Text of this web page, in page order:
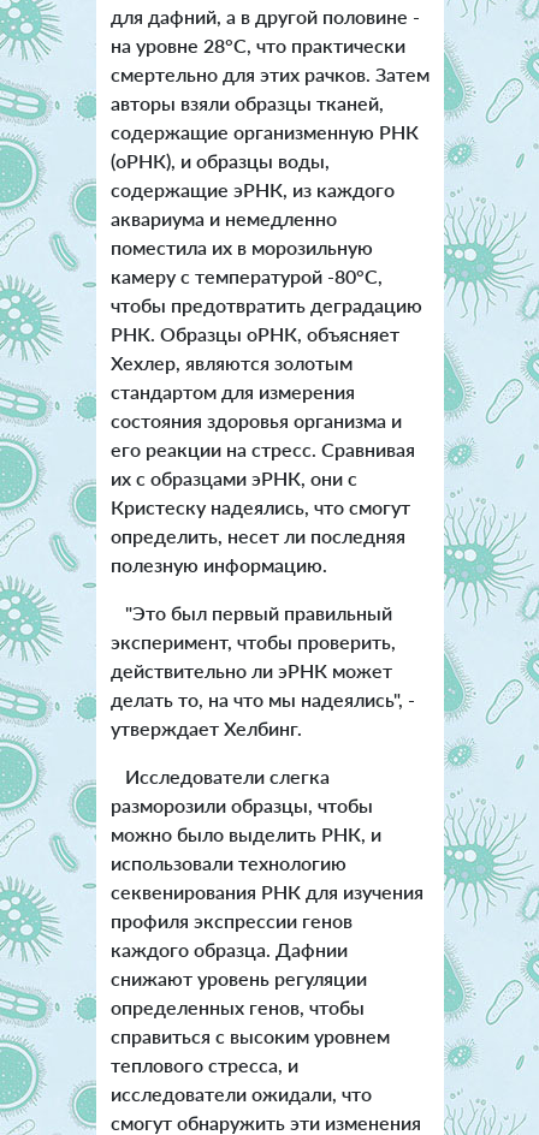
для дафний, а в другой половине -
на уровне 28°C, что практически
смертельно для этих рачков. Затем
авторы взяли образцы тканей,
содержащие организменную РНК
(оРНК), и образцы воды,
содержащие эРНК, из каждого
аквариума и немедленно
поместила их в морозильную
камеру с температурой -80°C,
чтобы предотвратить деградацию
РНК. Образцы оРНК, объясняет
Хехлер, являются золотым
стандартом для измерения
состояния здоровья организма и
его реакции на стресс. Сравнивая
их с образцами эРНК, они с
Кристеску надеялись, что смогут
определить, несет ли последняя
полезную информацию.
"Это был первый правильный
эксперимент, чтобы проверить,
действительно ли эРНК может
делать то, на что мы надеялись", -
утверждает Хелбинг.
Исследователи слегка
разморозили образцы, чтобы
можно было выделить РНК, и
использовали технологию
секвенирования РНК для изучения
профиля экспрессии генов
каждого образца. Дафнии
снижают уровень регуляции
определенных генов, чтобы
справиться с высоким уровнем
теплового стресса, и
исследователи ожидали, что
смогут обнаружить эти изменения